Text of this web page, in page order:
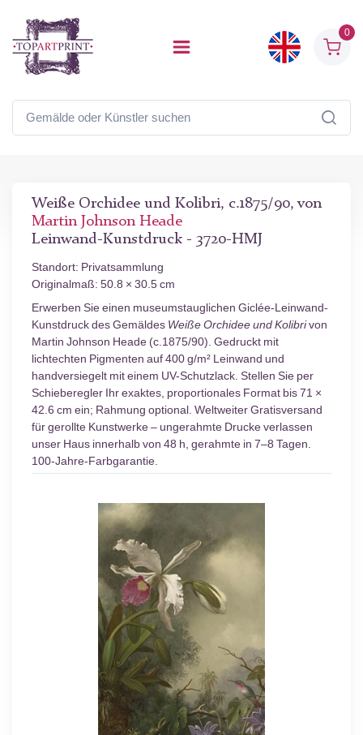
0
Weiße Orchidee und Kolibri, c.1875/90, von
Martin Johnson Heade
Leinwand-Kunstdruck - 3720-HMJ
Standort: Privatsammlung
Originalmaß: 50.8 × 30.5 cm
Erwerben Sie einen museumstauglichen Giclée-Leinwand-
Kunstdruck des Gemäldes Weiße Orchidee und Kolibrivon
Martin Johnson Heade (c.1875/90). Gedruckt mit
lichtechten Pigmenten auf 400 g/m² Leinwand und
handversiegelt mit einem UV-Schutzlack. Stellen Sie per
Schieberegler Ihr exaktes, proportionales Format bis 71 ×
42.6 cm ein; Rahmung optional. Weltweiter Gratisversand
für gerollte Kunstwerke – ungerahmte Drucke verlassen
unser Haus innerhalb von 48 h, gerahmte in 7–8 Tagen.
100-Jahre-Farbgarantie.